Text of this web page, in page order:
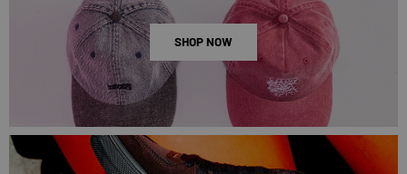
SHOP NOW